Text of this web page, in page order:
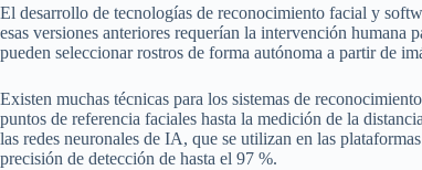
El desarrollo de tecnologías de reconocimiento facial y
esas versiones anteriores requerían la intervención humana
pueden seleccionar rostros de forma autónoma a partir de
Existen muchas técnicas para los sistemas de
puntos de referencia faciales hasta la medición de la
las redes neuronales de IA, que se utilizan en las
precisión de detección de hasta el 97 %.